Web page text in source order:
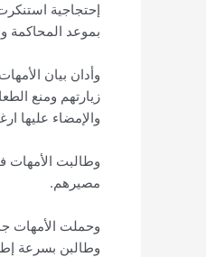
إحتجاجية
بموعد المحاكمة
وأدان بيان
زيارتهم ومنع
والإمضاء عليها
وطالبت الأمهات
مصيرهم.
وحملت الأمهات
وطالبن بسرعة